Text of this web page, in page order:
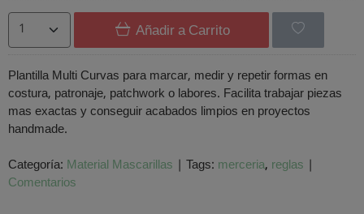
Añadir a Carrito
Plantilla Multi Curvas para marcar, medir y repetir formas en
costura, patronaje, patchwork o labores. Facilita trabajar piezas
mas exactas y conseguir acabados limpios en proyectos
handmade.
Categoría: Material Mascarillas | Tags: merceria reglas |
Comentarios